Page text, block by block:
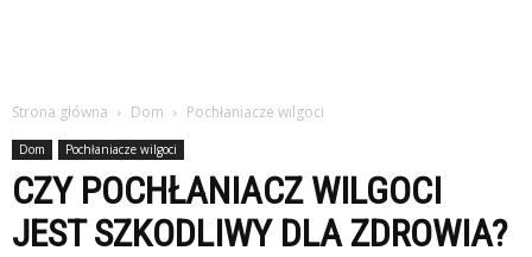
Strona główna Dom Pochłaniacze wilgoci
Dom Pochłaniacze wilgoci
CZY POCHŁANIACZ WILGOCI
JEST SZKODLIWY DLA ZDROWIA?